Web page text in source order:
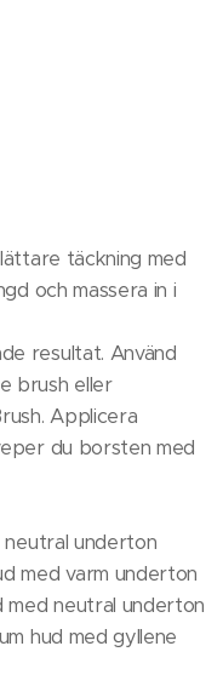
täckning med
och massera in i
resultat. Använd
brush eller
Applicera
du borsten med
neutral underton
med varm underton
med neutral underton
hud med gyllene